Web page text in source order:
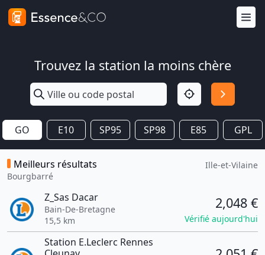
Trouvez la station la moins chère
GO E10 SP95 SP98 E85 GPL
Meilleurs résultats
Bourgbarré
Ille-et-Vilaine
Z_Sas Dacar
Bain-De-Bretagne
15,5 km
2,048 €
Vérifié aujourd'hui
Station E.Leclerc Rennes